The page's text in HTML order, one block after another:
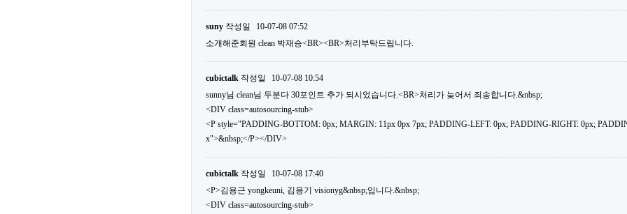
suny 작성일
10-07-08 07:52
소개해준회원 clean 박재승<BR><BR>처리부탁드립니다.
cubictalk 작성일
10-07-08 10:54
sunny님 clean님 두분다 30포인트 추가 되시었습니다.<BR>처리가 늦어서 죄송합니다.&nbsp;
<DIV class=autosourcing-stub>
<P style="PADDING-BOTTOM: 0px; MARGIN: 11px 0px 7px; PADDING-LEFT: 0px; PADDING-RIGHT: 0px;
x">&nbsp;</P></DIV>
cubictalk 작성일
10-07-08 17:40
<P>김용근 yongkeuni, 김용기 visionyg&nbsp;입니다.&nbsp;
<DIV class=autosourcing-stub>